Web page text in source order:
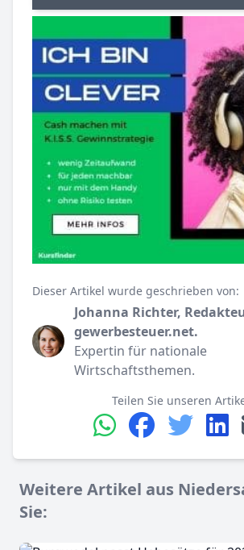
Dieser Artikel wurde geschrieben von:
Johanna Richter,
gewerbesteuer.net.
Expertin für nationale
Wirtschaftsthemen.
Teilen Sie unseren
Weitere Artikel aus
Sie: